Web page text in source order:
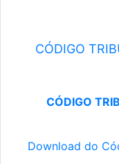
CÓDIGO
CÓDIGO
Download do